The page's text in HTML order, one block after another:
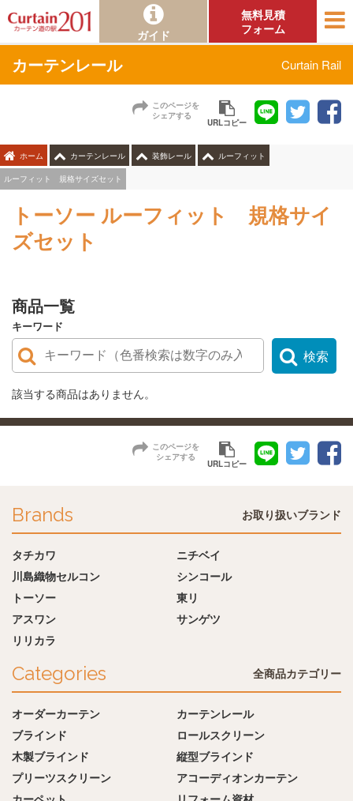
ガイド
無料見積
フォーム
カーテンレール Curtain Rail
このページを
シェアする
URLコピー
ホーム カーテンレール 装飾レール ルーフィット
ルーフィット 規格サイズセット
トーソー ルーフィット 規格サイ
ズセット
商品一覧
キーワード
検索
該当する商品はありません。
このページを
シェアする
URLコピー
Brands お取り扱いブランド
タチカワ
ニチベイ
川島織物セルコン
シンコール
トーソー
東リ
アスワン
サンゲツ
リリカラ
Categories 全商品カテゴリー
オーダーカーテン
カーテンレール
ブラインド
ロールスクリーン
木製ブラインド
縦型ブラインド
プリーツスクリーン
アコーディオンカーテン